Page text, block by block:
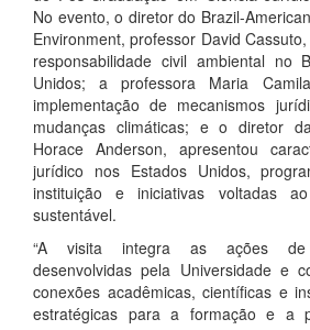
No evento, o diretor do Brazil-
Environment, professor David
responsabilidade civil ambiental no
Unidos; a professora Maria
implementação de mecanismos
mudanças climáticas; e o diretor
Horace Anderson, apresentou
jurídico nos Estados Unidos,
instituição e iniciativas voltadas
sustentável.
“A visita integra as ações de
desenvolvidas pela Universidade e
conexões acadêmicas, científicas e
estratégicas para a formação e a